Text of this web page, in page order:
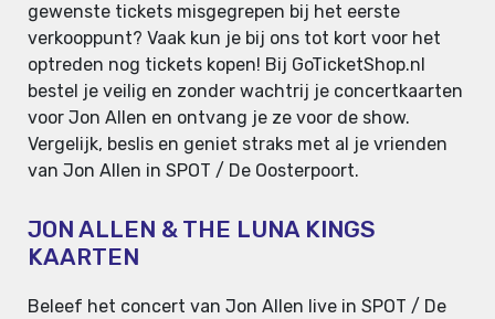
gewenste tickets misgegrepen bij het eerste
verkooppunt? Vaak kun je bij ons tot kort voor het
optreden nog tickets kopen! Bij GoTicketShop.nl
bestel je veilig en zonder wachtrij je concertkaarten
voor Jon Allen en ontvang je ze voor de show.
Vergelijk, beslis en geniet straks met al je vrienden
van Jon Allen in SPOT / De Oosterpoort.
JON ALLEN & THE LUNA KINGS
KAARTEN
Beleef het concert van Jon Allen live in SPOT / De